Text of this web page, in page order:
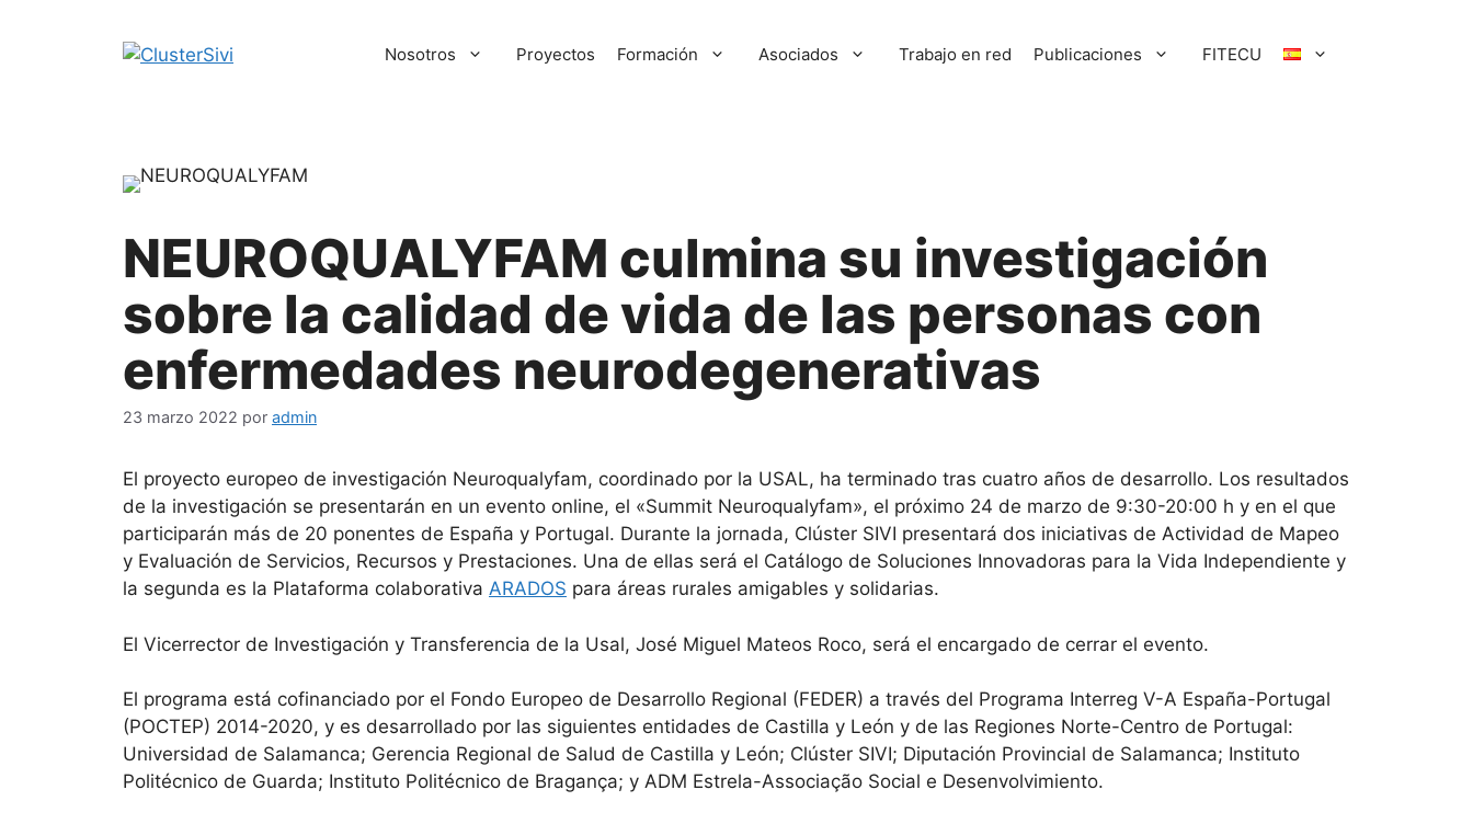
Nosotros Proyectos Formación Asociados Trabajo en red Publicaciones FITECU
NEUROQUALYFAM culmina su investigación
sobre la calidad de vida de las personas con
enfermedades neurodegenerativas
23 marzo 2022 por admin
El proyecto europeo de investigación Neuroqualyfam, coordinado por la USAL, ha terminado tras cuatro años de desarrollo. Los resultados
de la investigación se presentarán en un evento online, el «Summit Neuroqualyfam», el próximo 24 de marzo de 9:30-20:00 h y en el que
participarán más de 20 ponentes de España y Portugal. Durante la jornada, Clúster SIVI presentará dos iniciativas de Actividad de Mapeo
y Evaluación de Servicios, Recursos y Prestaciones. Una de ellas será el Catálogo de Soluciones Innovadoras para la Vida Independiente y
la segunda es la Plataforma colaborativa ARADOS para áreas rurales amigables y solidarias.
El Vicerrector de Investigación y Transferencia de la Usal, José Miguel Mateos Roco, será el encargado de cerrar el evento.
El programa está cofinanciado por el Fondo Europeo de Desarrollo Regional (FEDER) a través del Programa Interreg V-A España-Portugal
(POCTEP) 2014-2020, y es desarrollado por las siguientes entidades de Castilla y León y de las Regiones Norte-Centro de Portugal:
Universidad de Salamanca; Gerencia Regional de Salud de Castilla y León; Clúster SIVI; Diputación Provincial de Salamanca; Instituto
Politécnico de Guarda; Instituto Politécnico de Bragança; y ADM Estrela-Associação Social e Desenvolvimiento.